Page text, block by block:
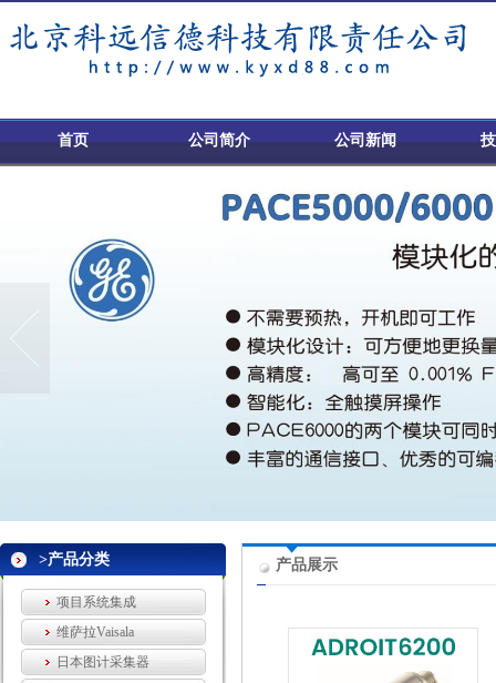
首页 公司简介 公司新闻
>产品分类
项目系统集成
维萨拉Vaisala
日本图计采集器
产品展示